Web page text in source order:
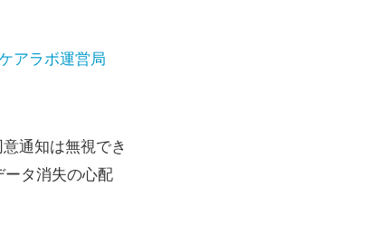
アラボ運営局
通知は無視でき
ータ消失の心配